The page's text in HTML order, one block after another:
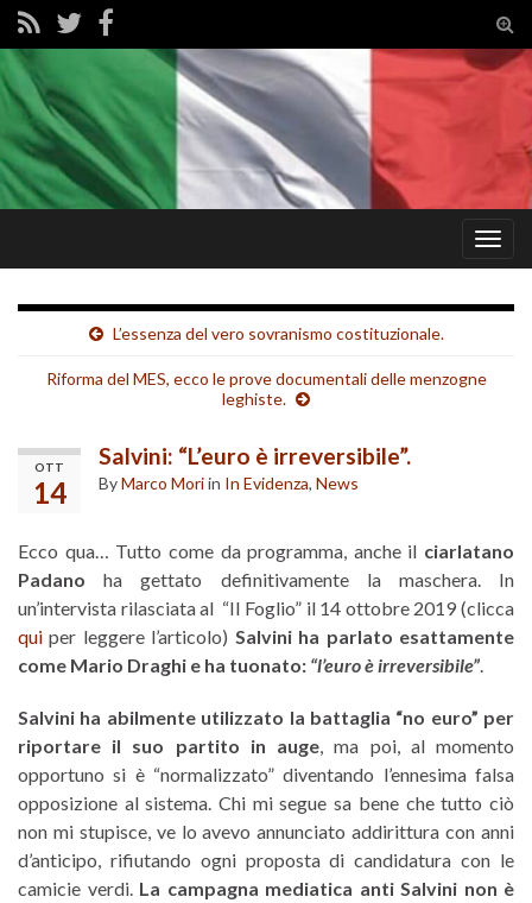
L’essenza del vero sovranismo costituzionale.
Riforma del MES, ecco le prove documentali delle menzogne
leghiste.
OTT
14
Salvini: “L’euro è irreversibile”.
ByMarco Moriin In Evidenza, News
Ecco qua… Tutto come da programma, anche il ciarlatano
Padano ha gettato definitivamente la maschera. In
un’intervista rilasciata al “Il Foglio” il 14 ottobre 2019 (clicca
qui per leggere l’articolo) Salvini ha parlato esattamente
come Mario Draghi e ha tuonato: “l’euro è irreversibile”.
Salvini ha abilmente utilizzato la battaglia “no euro” per
riportare il suo partito in auge, ma poi, al momento
opportuno si è “normalizzato” diventando l’ennesima falsa
opposizione al sistema. Chi mi segue sa bene che tutto ciò
non mi stupisce, ve lo avevo annunciato addirittura con anni
d’anticipo, rifiutando ogni proposta di candidatura con le
camicie verdi. La campagna mediatica anti Salvini non è